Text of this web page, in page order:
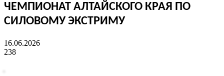
ЧЕМПИОНАТ АЛТАЙСКОГО КРАЯ ПО
СИЛОВОМУ ЭКСТРИМУ
16.06.2026
238